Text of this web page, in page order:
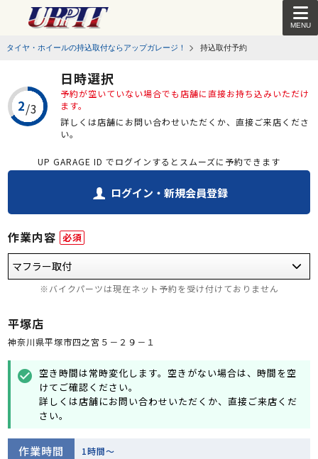
MENU
タイヤ・ホイールの持込取付ならアップガレージ！ 持込取付予約
日時選択
予約が空いていない場合でも店舗に直接お持ち込みいただけ
ます。
詳しくは店舗にお問い合わせいただくか、直接ご来店くださ
い。
UP GARAGE ID でログインするとスムーズに予約できます
ログイン・新規会員登録
作業内容 必須
※バイクパーツは現在ネット予約を受け付けておりません
平塚店
神奈川県平塚市四之宮５－２９－１
check_circle 空き時間は常時変化します。空きがない場合は、時間を空
けてご確認ください。
詳しくは店舗にお問い合わせいただくか、直接ご来店くだ
さい。
作業時間 1時間～